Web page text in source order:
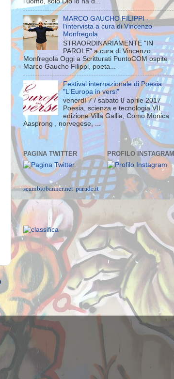
MARCO GAUCHO FILIPPI -
l'intervista a cura di Vincenzo
Monfregola
STRAORDINARIAMENTE "IN
PAROLE" a cura di Vincenzo
Monfregola Oggi a Scritturati PuntoCOM ospite
Marco Gaucho Filippi, poeta...
Festival internazionale di Poesia
"L'Europa in versi"
venerdì 7 / sabato 8 aprile 2017
Poesia, scienza e tecnologia VII
edizione Villa Gallia, Como Monica
Aasprong , norvegese, ...
PAGINA TWITTER PROFILO INSTAGRAM
scambiobanner.net-parade.it